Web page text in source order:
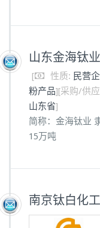
山东金海钛
[ 性质: 民营
粉产品][采购/供
山东省]
简称：金海钛业
15万吨
南京钛白化